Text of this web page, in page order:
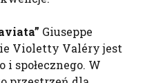
” Giuseppe
Violetty Valéry jest
i społecznego. W